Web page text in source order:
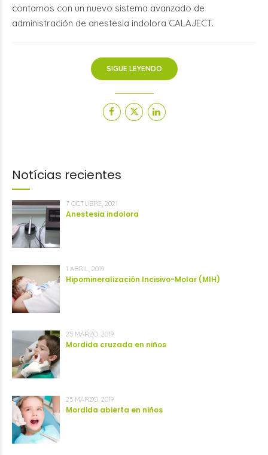
contamos con un nuevo sistema avanzado de
administración de anestesia indolora CALAJECT.
SIGUE LEYENDO
Notícias recientes
7 OCTUBRE, 2021
Anestesia indolora
1 ABRIL, 2019
Hipomineralización Incisivo-Molar (MIH)
25 MARZO, 2019
Mordida cruzada en niños
25 MARZO, 2019
Mordida abierta en niños